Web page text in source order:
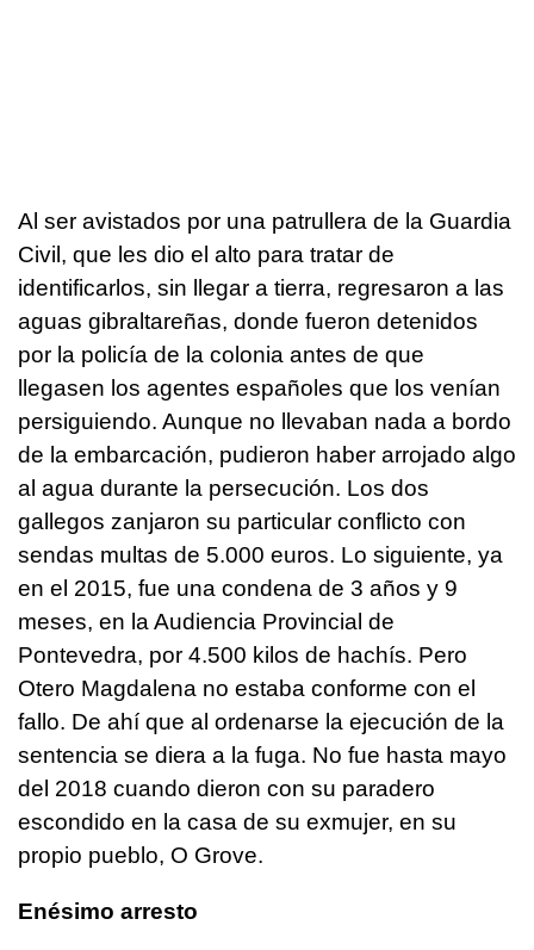
Al ser avistados por una patrullera de la Guardia
Civil, que les dio el alto para tratar de
identificarlos, sin llegar a tierra, regresaron a las
aguas gibraltareñas, donde fueron detenidos
por la policía de la colonia antes de que
llegasen los agentes españoles que los venían
persiguiendo. Aunque no llevaban nada a bordo
de la embarcación, pudieron haber arrojado algo
al agua durante la persecución. Los dos
gallegos zanjaron su particular conflicto con
sendas multas de 5.000 euros. Lo siguiente, ya
en el 2015, fue una condena de 3 años y 9
meses, en la Audiencia Provincial de
Pontevedra, por 4.500 kilos de hachís. Pero
Otero Magdalena no estaba conforme con el
fallo. De ahí que al ordenarse la ejecución de la
sentencia se diera a la fuga. No fue hasta mayo
del 2018 cuando dieron con su paradero
escondido en la casa de su exmujer, en su
propio pueblo, O Grove.
Enésimo arresto